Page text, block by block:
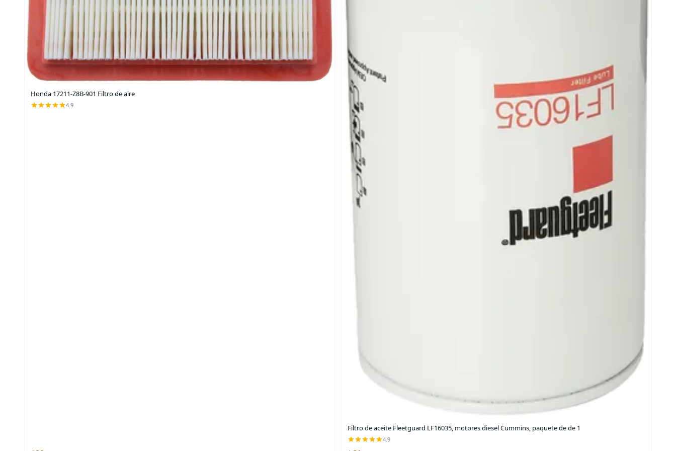
Honda 17211-Z8B-901 Filtro de aire
4.9
Filtro de aceite Fleetguard LF16035, motores diesel Cummins, paquete de de 1
4.9